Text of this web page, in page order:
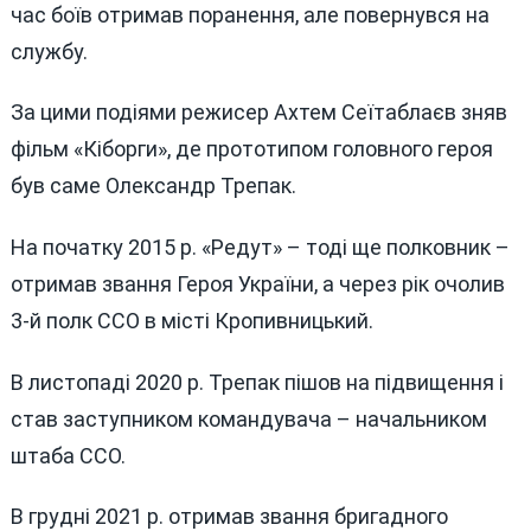
час боїв отримав поранення, але повернувся на
службу.
За цими подіями режисер Ахтем Сеїтаблаєв зняв
фільм «Кіборги», де прототипом головного героя
був саме Олександр Трепак.
На початку 2015 р. «Редут» – тоді ще полковник –
отримав звання Героя України, а через рік очолив
3-й полк ССО в місті Кропивницький.
В листопаді 2020 р. Трепак пішов на підвищення і
став заступником командувача – начальником
штаба ССО.
В грудні 2021 р. отримав звання бригадного